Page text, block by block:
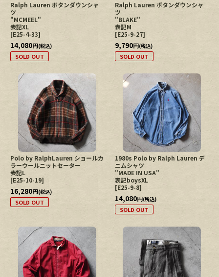
Ralph Lauren ボタンダウンシャ
ツ
"MCMEEL"
表記XL
[E25-4-33]
14,080円(税込)
SOLD OUT
Ralph Lauren ボタンダウンシャ
ツ
"BLAKE"
表記M
[E25-9-27]
9,790円(税込)
SOLD OUT
Polo by RalphLauren ショールカ
ラーウールニットセーター
表記L
[E25-10-19]
16,280円(税込)
SOLD OUT
1980s Polo by Ralph Lauren デ
ニムシャツ
"MADE IN USA"
表記boysXL
[E25-9-8]
14,080円(税込)
SOLD OUT